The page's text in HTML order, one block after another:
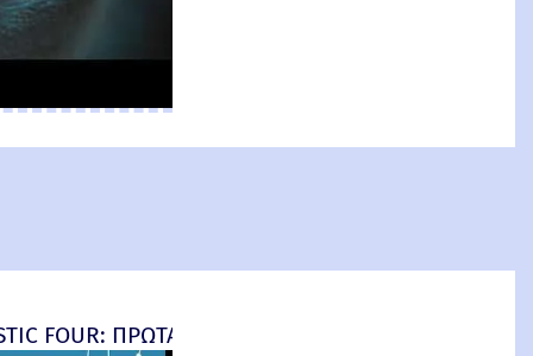
Brand New Day) New Threat
FOUR: ΠΡΩΤΑ ΒΗΜΑΤΑ - final